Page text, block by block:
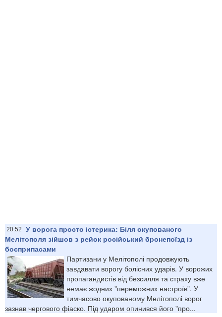
20:52
У ворога просто істерика: Біля окупованого
Мелітополя зійшов з рейок російський бронепоїзд із
боєприпасами
Партизани у Мелітополі продовжують
завдавати ворогу болісних ударів. У ворожих
пропагандистів від безсилля та страху вже
немає жодних "переможних настроїв". У
тимчасово окупованому Мелітополі ворог
зазнав чергового фіаско. Під ударом опинився його "про...